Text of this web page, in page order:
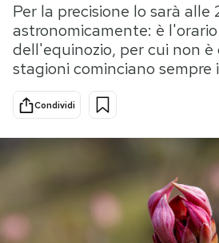
Politica
Tecnologia
Internet
Scienza
Cultura
Economia
Per la precisione lo sarà alle
astronomicamente: è
dell'equinozio, per cui non è
stagioni cominciano sempre
Condividi